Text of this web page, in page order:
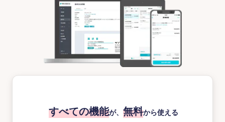
すべての機能が、 無料から使える